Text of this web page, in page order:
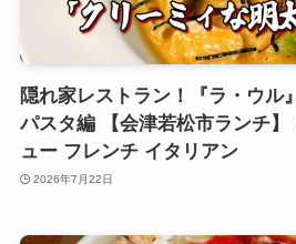
隠れ家レストラン！『ラ・ウル
パスタ編 【会津若松市ランチ
ュー フレンチ イタリアン
2026年7月22日